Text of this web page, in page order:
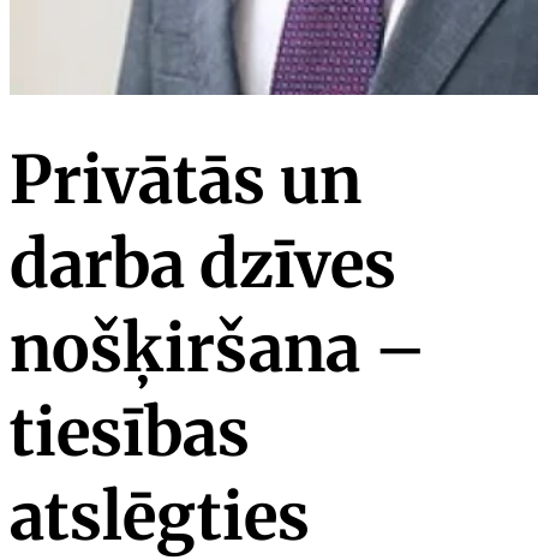
Privātās un
darba dzīves
nošķiršana –
tiesības
atslēgties